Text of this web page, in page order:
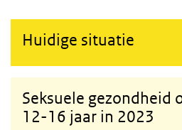
Huidige situatie
Seksuele gezondheid
12-16 jaar in 2023